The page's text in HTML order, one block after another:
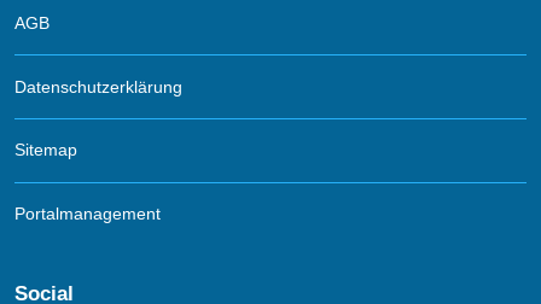
AGB
Datenschutzerklärung
Sitemap
Portalmanagement
Social